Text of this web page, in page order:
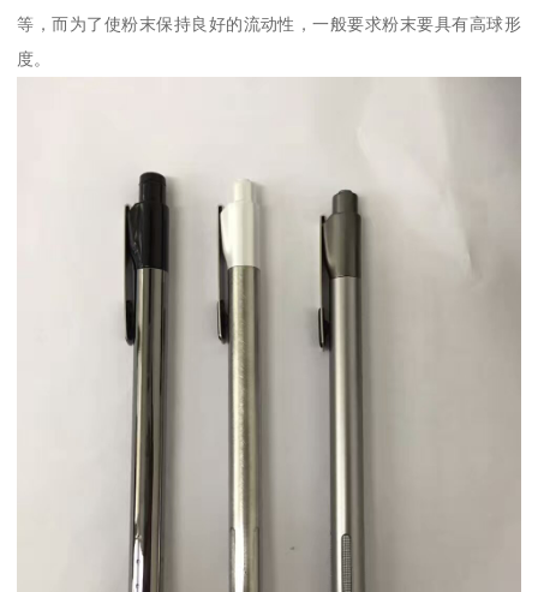
等，而为了使粉末保持良好的流动性，一般要求粉末要具有高球形
度。